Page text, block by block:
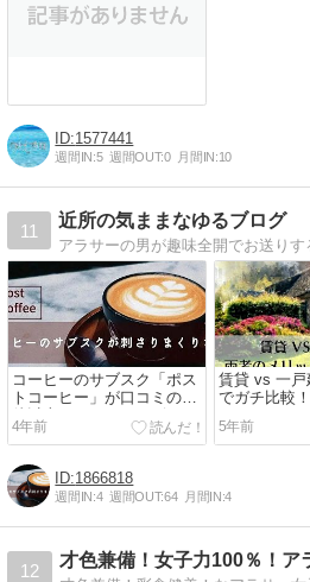
1577441
週間IN:5 週間OUT:0 月間IN:10
11
近所の気ままなゆるブログ
コーヒーのサブスク「ポス
トコーヒー」が口コミの期
待以上だったのでレビュー
4年前
賃貸 vs 一戸
でガチ比較
ト・デメリ
5年前
1866818
週間IN:4 週間OUT:64 月間IN:4
12
才色兼備！女子力100％！ア